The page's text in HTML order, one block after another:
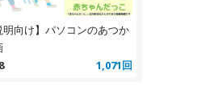
明向け】パソコンのあつか
1,071回